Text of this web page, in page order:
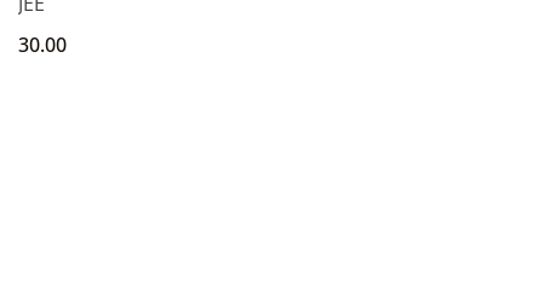
30.00